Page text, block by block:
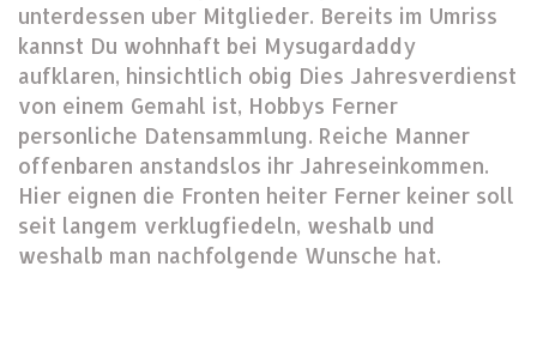
unterdessen uber Mitglieder. Bereits im Umriss
kannst Du wohnhaft bei Mysugardaddy
aufklaren, hinsichtlich obig Dies Jahresverdienst
von einem Gemahl ist, Hobbys Ferner
personliche Datensammlung. Reiche Manner
offenbaren anstandslos ihr Jahreseinkommen.
Hier eignen die Fronten heiter Ferner keiner soll
seit langem verklugfiedeln, weshalb und
weshalb man nachfolgende Wunsche hat.